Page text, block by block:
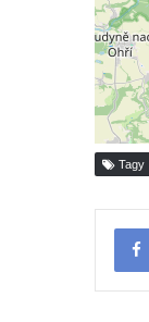
Tagy